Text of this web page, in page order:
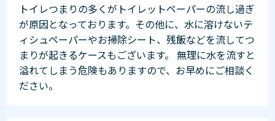
トイレつまりの多くがトイレットペーパーの流し過ぎ
が原因となっております。その他に、水に溶けないテ
ィシュペーパーやお掃除シート、残飯などを流してつ
まりが起きるケースもございます。 無理に水を流すと
溢れてしまう危険もありますので、お早めにご相談く
ださい。